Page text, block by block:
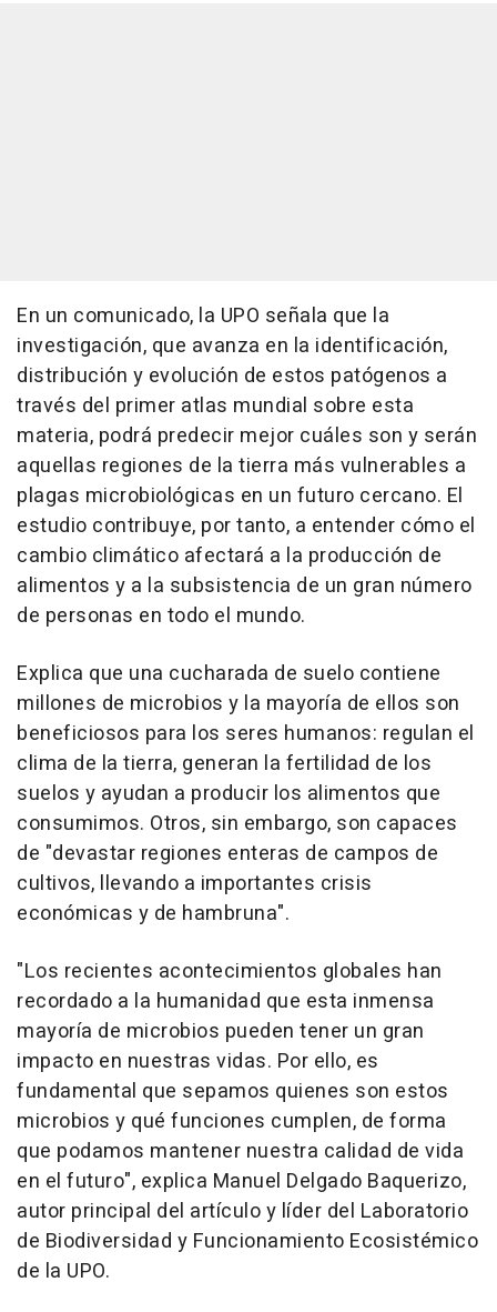
En un comunicado, la UPO señala que la
investigación, que avanza en la identificación,
distribución y evolución de estos patógenos a
través del primer atlas mundial sobre esta
materia, podrá predecir mejor cuáles son y serán
aquellas regiones de la tierra más vulnerables a
plagas microbiológicas en un futuro cercano. El
estudio contribuye, por tanto, a entender cómo el
cambio climático afectará a la producción de
alimentos y a la subsistencia de un gran número
de personas en todo el mundo.
Explica que una cucharada de suelo contiene
millones de microbios y la mayoría de ellos son
beneficiosos para los seres humanos: regulan el
clima de la tierra, generan la fertilidad de los
suelos y ayudan a producir los alimentos que
consumimos. Otros, sin embargo, son capaces
de "devastar regiones enteras de campos de
cultivos, llevando a importantes crisis
económicas y de hambruna".
"Los recientes acontecimientos globales han
recordado a la humanidad que esta inmensa
mayoría de microbios pueden tener un gran
impacto en nuestras vidas. Por ello, es
fundamental que sepamos quienes son estos
microbios y qué funciones cumplen, de forma
que podamos mantener nuestra calidad de vida
en el futuro", explica Manuel Delgado Baquerizo,
autor principal del artículo y líder del Laboratorio
de Biodiversidad y Funcionamiento Ecosistémico
de la UPO.